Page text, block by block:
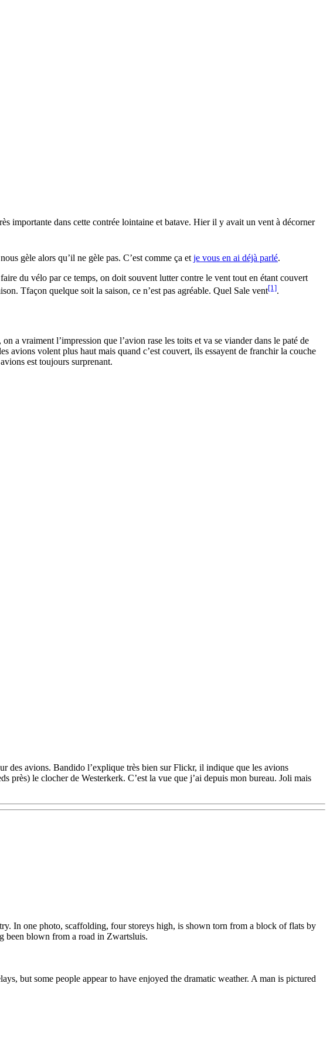
importante dans cette contrée lointaine et batave. Hier il y avait un vent à décorner
gèle alors qu’il ne gèle pas. C’est comme ça et je vous en ai déjà parlé.
du vélo par ce temps, on doit souvent lutter contre le vent tout en étant couvert
Tfaçon quelque soit la saison, ce n’est pas agréable. Quel Sale vent[1].
a vraiment l’impression que l’avion rase les toits et va se viander dans le paté de
avions volent plus haut mais quand c’est couvert, ils essayent de franchir la couche
est toujours surprenant.
des avions. Bandido l’explique très bien sur Flickr, il indique que les avions
près) le clocher de Westerkerk. C’est la vue que j’ai depuis mon bureau. Joli mais
In one photo, scaffolding, four storeys high, is shown torn from a block of flats by
been blown from a road in Zwartsluis.
but some people appear to have enjoyed the dramatic weather. A man is pictured